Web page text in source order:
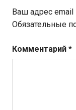
Ваш адрес email
Обязательные
Комментарий *